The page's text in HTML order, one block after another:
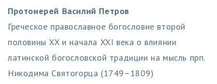
Протоиерей Василий Петров
Греческое православное богословие второй
половины XX и начала XXI века о влиянии
латинской богословской традиции на мысль прп.
Никодима Святогорца (1749–1809)